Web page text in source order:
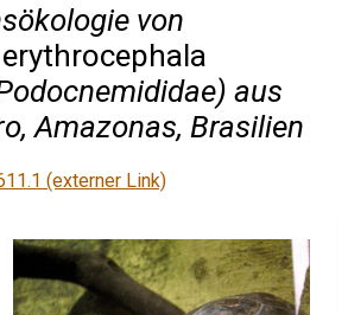
von
aus
Amazonas, Brasilien
(externer Link)